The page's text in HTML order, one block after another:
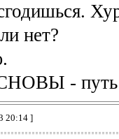
нет?
- путь
20:14 ]